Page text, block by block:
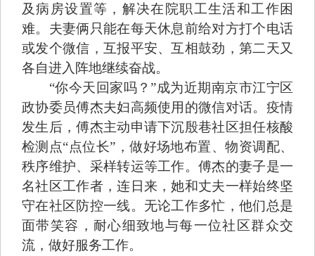
及病房设置等，解决在院职工生活和工作困
难。夫妻俩只能在每天休息前给对方打个电话
或发个微信，互报平安、互相鼓劲，第二天又
各自进入阵地继续奋战。
“你今天回家吗？”成为近期南京市江宁区
政协委员傅杰夫妇高频使用的微信对话。疫情
发生后，傅杰主动申请下沉殷巷社区担任核酸
检测点“点位长”，做好场地布置、物资调配、
秩序维护、采样转运等工作。傅杰的妻子是一
名社区工作者，连日来，她和丈夫一样始终坚
守在社区防控一线。无论工作多忙，他们总是
面带笑容，耐心细致地与每一位社区群众交
流，做好服务工作。